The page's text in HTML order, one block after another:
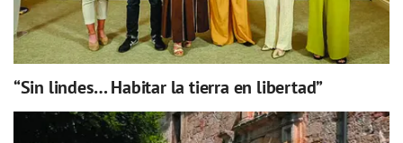
“Sin lindes… Habitar la tierra en libertad”